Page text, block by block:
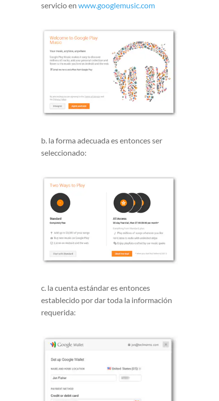
servicio en www.googlemusic.com
b. la forma adecuada es entonces ser
seleccionado:
c. la cuenta estándar es entonces
establecido por dar toda la información
requerida: